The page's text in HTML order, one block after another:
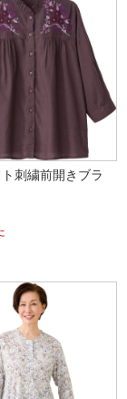
刺繍前開きブラ